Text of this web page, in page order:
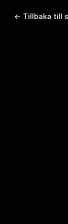
← Tillbaka till